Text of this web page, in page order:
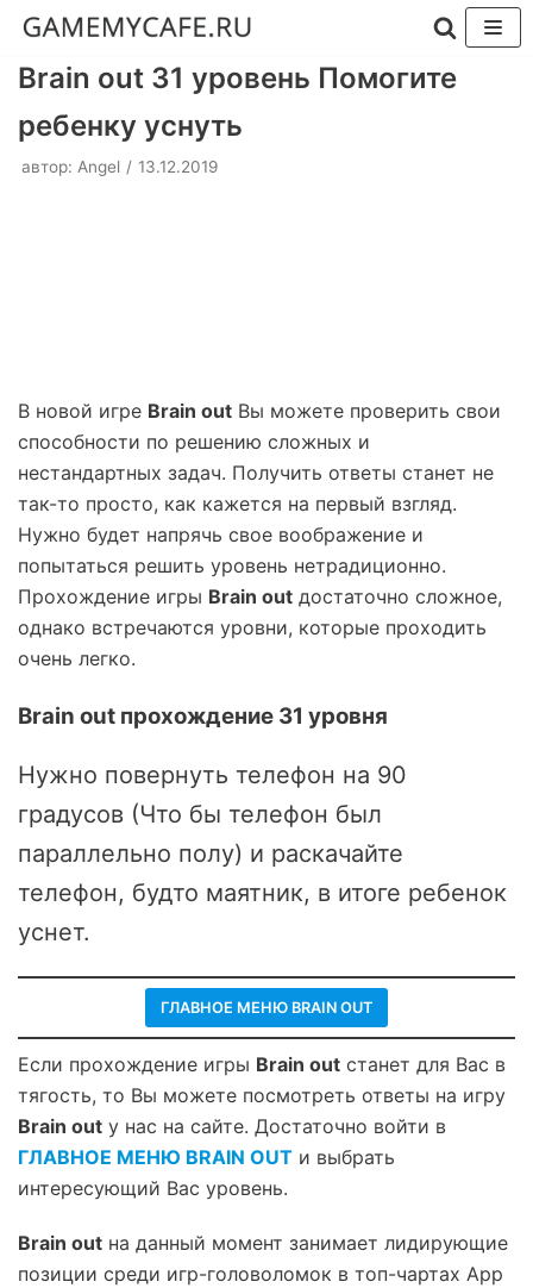
Перейти
содержимому
Brain out 31 уровень Помогите
ребенку уснуть
автор: Angel 13.12.2019
В новой игре Brain out Вы можете проверить свои
способности по решению сложных и
нестандартных задач. Получить ответы станет не
так-то просто, как кажется на первый взгляд.
Нужно будет напрячь свое воображение и
попытаться решить уровень нетрадиционно.
Прохождение игры Brain out достаточно сложное,
однако встречаются уровни, которые проходить
очень легко.
Brain out прохождение 31 уровня
Нужно повернуть телефон на 90
градусов (Что бы телефон был
параллельно полу) и раскачайте
телефон, будто маятник, в итоге ребенок
уснет.
ГЛАВНОЕ МЕНЮ BRAIN OUT
Если прохождение игры Brain out станет для Вас в
тягость, то Вы можете посмотреть ответы на игру
Brain out у нас на сайте. Достаточно войти в
ГЛАВНОЕ МЕНЮ BRAIN OUT и выбрать
интересующий Вас уровень.
Brain out на данный момент занимает лидирующие
позиции среди игр-головоломок в топ-чартах App